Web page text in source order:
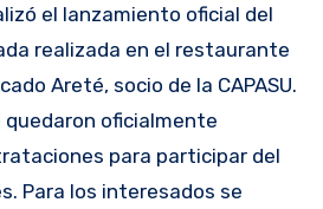
el lanzamiento oficial del
realizada en el restaurante
Areté, socio de la CAPASU.
oficialmente
para participar del
Para los interesados se